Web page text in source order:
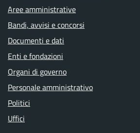
Aree amministrative
Bandi, avvisi e concorsi
Documenti e dati
Enti e fondazioni
Organi di governo
Personale amministrativo
Politici
Uffici